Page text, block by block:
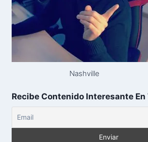
Nashville
Recibe Contenido Interesante En